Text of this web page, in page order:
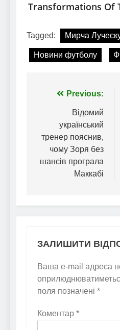
Tagged: Мирча
Новини футболу
Навігація
записів
Previous:
Відомий
український
тренер пояснив,
чому Зоря без
шансів програла
Маккабі
ЗАЛИШИТИ
Ваша e-mail адреса
поля позначені *
Коментар *